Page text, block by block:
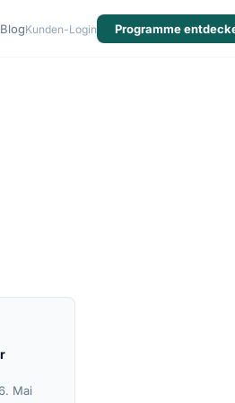
BlogKunden-Login Programme
Mai